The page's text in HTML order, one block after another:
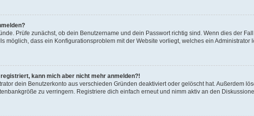
Prüfe zunächst, ob dein Benutzername und dein Passwort richtig sind. Wenn dies der
möglich, dass ein Konfigurationsproblem mit der Website vorliegt, welches ein Administrator
kann mich aber nicht mehr anmelden?!
dein Benutzerkonto aus verschieden Gründen deaktiviert oder gelöscht hat. Außerdem
zu verringern. Registriere dich einfach erneut und nimm aktiv an den